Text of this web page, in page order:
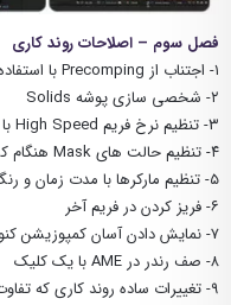
فصل سوم – اصلاحات روند کاری
۱- اجتناب از Precomping با استفاده از گزینه های Input Layer
۲- شخصی سازی پوشه Solids
۳- تنظیم نرخ فریم High Speed با دقت بالا
۴- تنظیم حالت های Mask ‌هنگام کشیدن آنها
۵- تنظیم مارکرها با مدت زمان و رنگ
۶- فریز کردن در فریم آخر
۷- نمایش دادن آسان کمپوزیشن کنونی
۸- صف رندر در AME با یک کلیک
۹- تغییرات ساده روند کاری که تفاوت زیادی ایجاد می‌کنند